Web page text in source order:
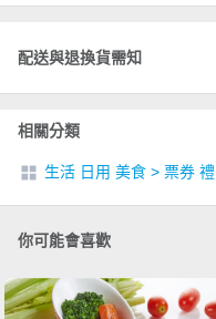
配送與退換貨需知
相關分類
生活 日用 美食 > 票券
你可能會喜歡